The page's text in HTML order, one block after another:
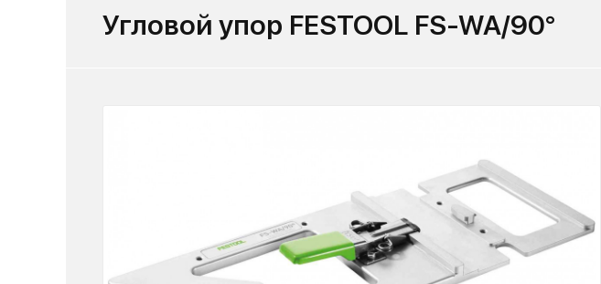
Угловой упор FESTOOL FS-WA/90°